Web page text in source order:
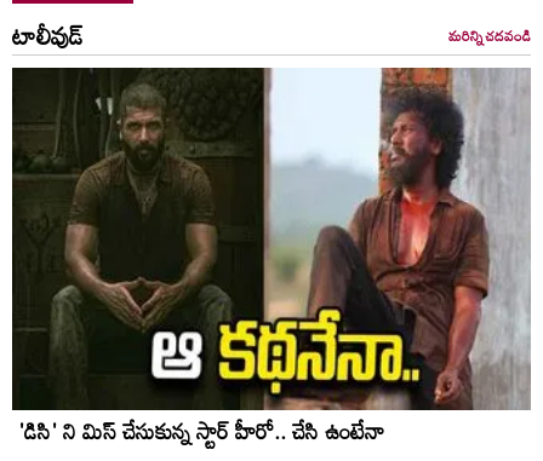
టాలీవుడ్ మరిన్ని చదవండి
'డిసి' ని మిస్ చేసుకున్న స్టార్ హీరో.. చేసి ఉంటేనా